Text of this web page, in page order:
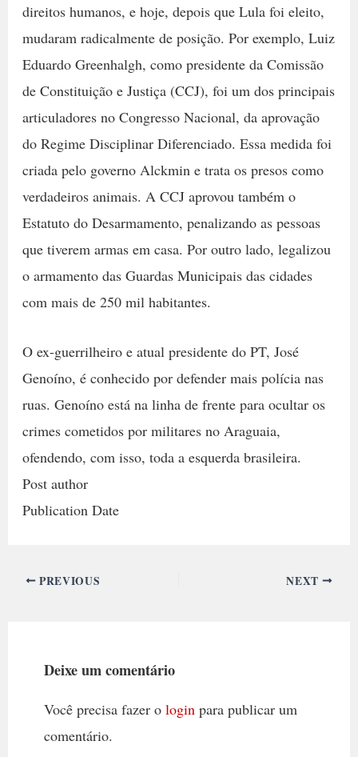
direitos humanos, e hoje, depois que Lula foi eleito,
mudaram radicalmente de posição. Por exemplo, Luiz
Eduardo Greenhalgh, como presidente da Comissão
de Constituição e Justiça (CCJ), foi um dos principais
articuladores no Congresso Nacional, da aprovação
do Regime Disciplinar Diferenciado. Essa medida foi
criada pelo governo Alckmin e trata os presos como
verdadeiros animais. A CCJ aprovou também o
Estatuto do Desarmamento, penalizando as pessoas
que tiverem armas em casa. Por outro lado, legalizou
o armamento das Guardas Municipais das cidades
com mais de 250 mil habitantes.
O ex-guerrilheiro e atual presidente do PT, José
Genoíno, é conhecido por defender mais polícia nas
ruas. Genoíno está na linha de frente para ocultar os
crimes cometidos por militares no Araguaia,
ofendendo, com isso, toda a esquerda brasileira.
Post author
Publication Date
PREVIOUS NEXT
Deixe um comentário
Você precisa fazer o login para publicar um
comentário.